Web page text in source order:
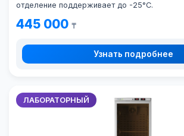
отделение поддерживает до -25°C.
445 000 ₸
Узнать подробнее
ЛАБОРАТОРНЫЙ